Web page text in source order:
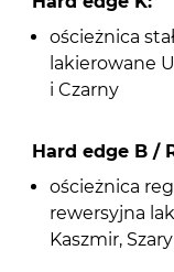
ościeżnica
lakierowane
i Czarny
Hard edge B /
ościeżnica
rewersyjna
Kaszmir,